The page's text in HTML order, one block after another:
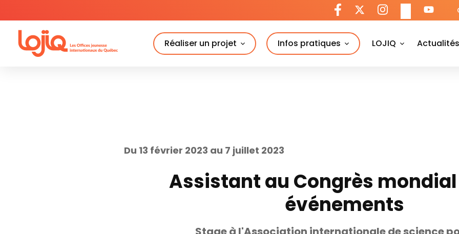
Réaliser un projet Infos pratiques LOJIQ Actualités
to
content
Du 13 février 2023 au 7 juillet 2023
Assistant au Congrès
événements